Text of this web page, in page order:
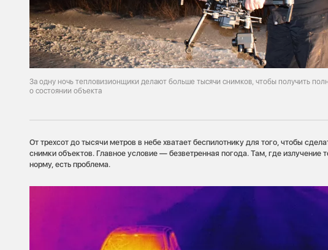
За одну ночь тепловизионщики делают больше тысячи снимков, чтобы получить
о состоянии объекта
От трехсот до тысячи метров в небе хватает беспилотнику для того, чтобы
снимки объектов. Главное условие — безветренная погода. Там, где излучение
норму, есть проблема.